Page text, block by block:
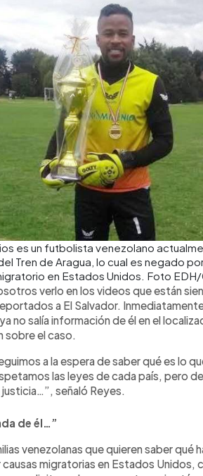
es un futbolista venezolano
Tren de Aragua, lo cual es negado
en Estados Unidos. Foto
verlo en los videos que están
a El Salvador.
no salía información de él en el
sobre el caso.
a la espera de saber qué es lo
las leyes de cada país, pero
señaló Reyes.
de él…”
venezolanas que quieren saber qué
migratorias en Estados Unidos,